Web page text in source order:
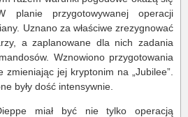
planie przygotowywanej operacji
Uznano za właściwe zrezygnować
a zaplanowane dla nich zadania
Wznowiono przygotowania
jej kryptonim na „Jubilee”.
były dość intensywnie.
miał być nie tylko operacją